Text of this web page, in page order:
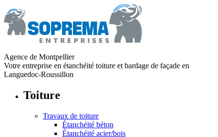
Agence de Montpellier
Votre entreprise en étanchéité toiture et bardage de façade en
Languedoc-Roussillon
Toiture
Travaux de toiture
Étanchéité béton
Étanchéité acier/bois